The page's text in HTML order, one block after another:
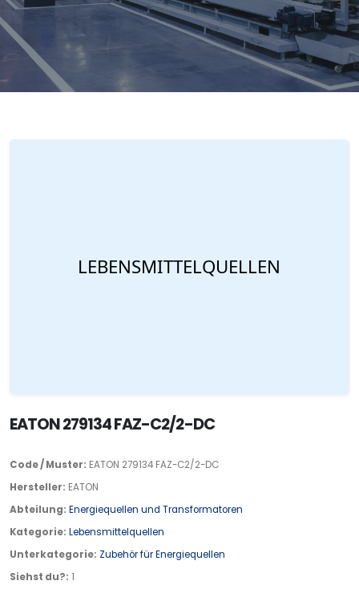
EATON 279134 FAZ-C2/2-DC
Code / Muster: EATON 279134 FAZ-C2/2-DC
Hersteller: EATON
Abteilung: Energiequellen und Transformatoren
Kategorie: Lebensmittelquellen
Unterkategorie: Zubehör für Energiequellen
Siehst du?: 1